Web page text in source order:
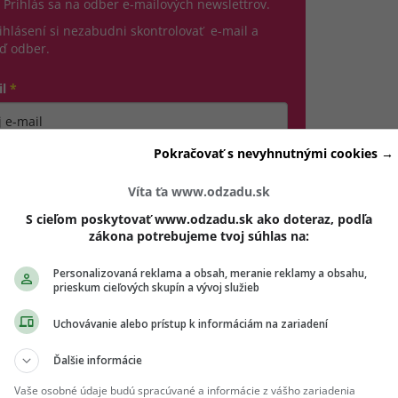
Prihlás sa na odber e-mailových newslettrov.
si nezabudni skontrolovať e-mail a
odber.
*
platnú e-mailovú adresu
chcem dostávať marketingové novinky, pozvánky
eventy a inšpiráciu od Girls' Point a vašich partnerov.
so spracovaním mojich osobných údajov v súlade s
a podľa
(otvorí sa v novom okne)
Prihlásiť sa na odber Odošle formulár
Víta ťa www.odzadu.sk
S cieľom poskytovať www.odzadu.sk ako doteraz, podľa
zákona potrebujeme tvoj súhlas na:
Personalizovaná reklama a obsah, meranie reklamy a obsahu,
prieskum cieľových skupín a vývoj služieb
Uchovávanie alebo prístup k informáciám na zariadení
Ďalšie informácie
Vaše osobné údaje budú spracúvané a informácie z vášho zariadenia
Pokračovať s nevyhnutnými cookies →